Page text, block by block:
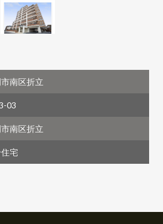
南区折立
03
南区折立
宅